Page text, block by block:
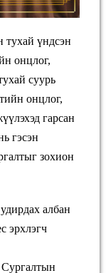
тухай үндсэн
онцлог,
суурь
онцлог,
гарсан
гэсэн
зохион
албан
эрхлэгч
Сургалтын